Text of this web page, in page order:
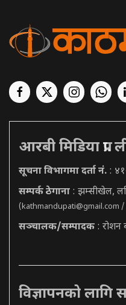
आरबी मिडिया प्रा.
सूचना विभागमा दर्ता नं. :
सम्पर्क ठेगाना : झम्सीखेल,
(kathmandupati@gmail.com /
सञ्चालक/सम्पादक : रोशन
विज्ञापनको लागि